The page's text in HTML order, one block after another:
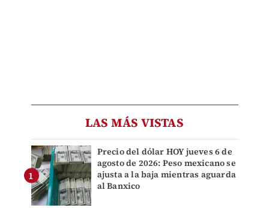
LAS MÁS VISTAS
Precio del dólar HOY jueves 6 de
agosto de 2026: Peso mexicano se
ajusta a la baja mientras aguarda
al Banxico